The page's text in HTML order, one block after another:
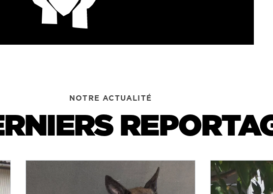
NOTRE ACTUALITÉ